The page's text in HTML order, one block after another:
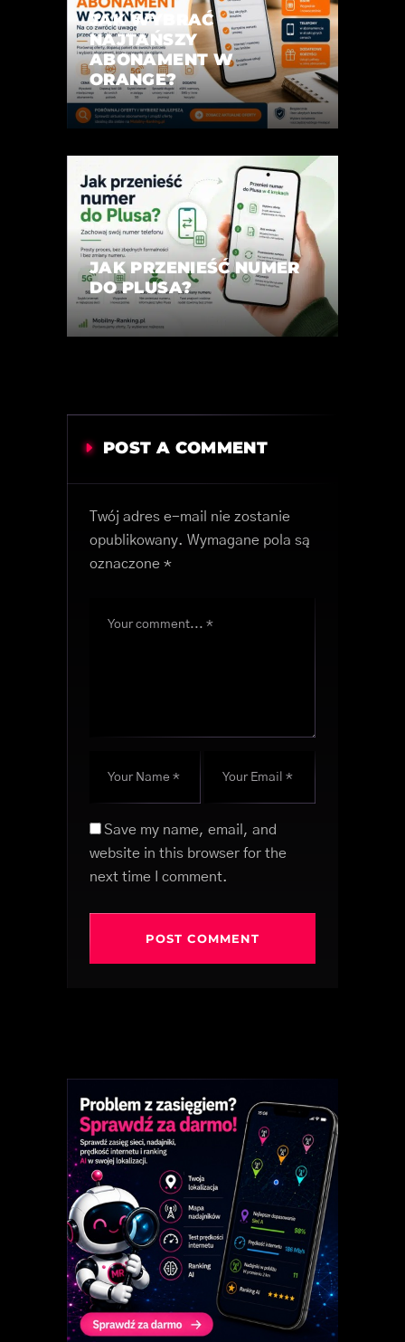
JAK WYBRAĆ
NAJTAŃSZY
ABONAMENT W
ORANGE?
JAK PRZENIEŚĆ NUMER
DO PLUSA?
POST A COMMENT
Twój adres e-mail nie zostanie
opublikowany. Wymagane pola są
oznaczone *
Save my name, email, and
website in this browser for the
next time I comment.